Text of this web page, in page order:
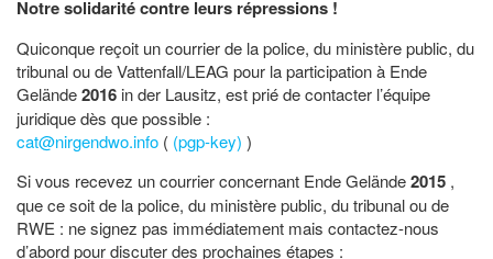
Notre solidarité contre leurs répressions !
Quiconque reçoit un courrier de la police, du ministère public, du
tribunal ou de Vattenfall/LEAG pour la participation à Ende
Gelände2016 in der Lausitz, est prié de contacter l’équipe
juridique dès que possible :
cat@nirgendwo.info ( (pgp-key) )
Si vous recevez un courrier concernant Ende Gelände2015 ,
que ce soit de la police, du ministère public, du tribunal ou de
RWE : ne signez pas immédiatement mais contactez-nous
d’abord pour discuter des prochaines étapes :